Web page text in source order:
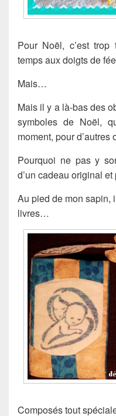
Pour Noël, c’est
temps aux doigts de
Mais…
Mais il y a là-bas des
symboles de Noël,
moment, pour d’autres
Pourquoi ne pas y
d’un cadeau original
Au pied de mon sapin,
livres…
Composés tout